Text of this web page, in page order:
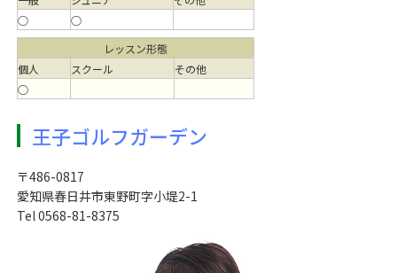
○
○
レッスン形態
個人
スクール
その他
○
王子ゴルフガーデン
〒486-0817
愛知県春日井市東野町字小堤2-1
Tel 0568-81-8375